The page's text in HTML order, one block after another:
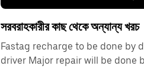
সরবরাহকারীর কাছ থেকে অন্যান্য খরচ
Fastag recharge to be done by
driver Major repair will be done